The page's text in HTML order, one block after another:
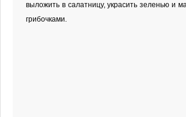
выложить в салатницу, украсить зеленью и
грибочками.